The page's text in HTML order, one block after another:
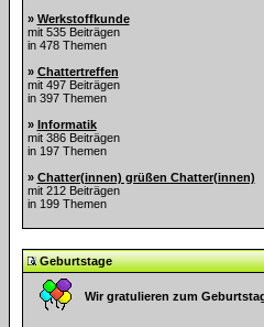
» Werkstoffkunde
mit 535 Beiträgen
in 478 Themen
» Chattertreffen
mit 497 Beiträgen
in 397 Themen
» Informatik
mit 386 Beiträgen
in 197 Themen
» Chatter(innen) grüßen Chatter(innen)
mit 212 Beiträgen
in 199 Themen
Geburtstage
Wir gratulieren zum